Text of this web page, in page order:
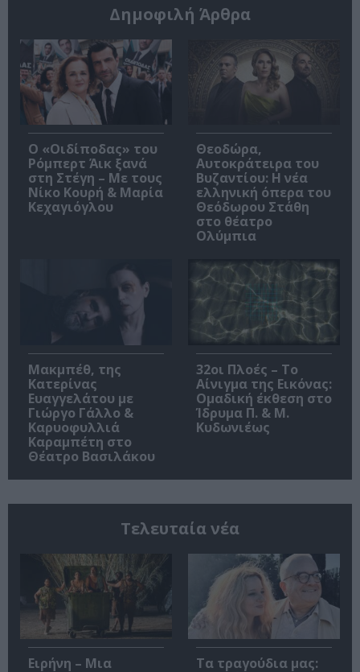
Δημοφιλή Άρθρα
O «Οιδίποδας» του
Ρόμπερτ Άικ ξανά
στη Στέγη – Με τους
Νίκο Κουρή & Μαρία
Κεχαγιόγλου
Θεοδώρα,
Αυτοκράτειρα του
Βυζαντίου: Η νέα
ελληνική όπερα του
Θεόδωρου Στάθη
στο θέατρο
Ολύμπια
Μακμπέθ, της
Κατερίνας
Ευαγγελάτου με
Γιώργο Γάλλο &
Καρυοφυλλιά
Καραμπέτη στο
Θέατρο Βασιλάκου
32οι Πλοές – Το
Αίνιγμα της Εικόνας:
Ομαδική έκθεση στο
Ίδρυμα Π. & Μ.
Κυδωνιέως
Τελευταία νέα
Ειρήνη – Μια
Τα τραγούδια μας: